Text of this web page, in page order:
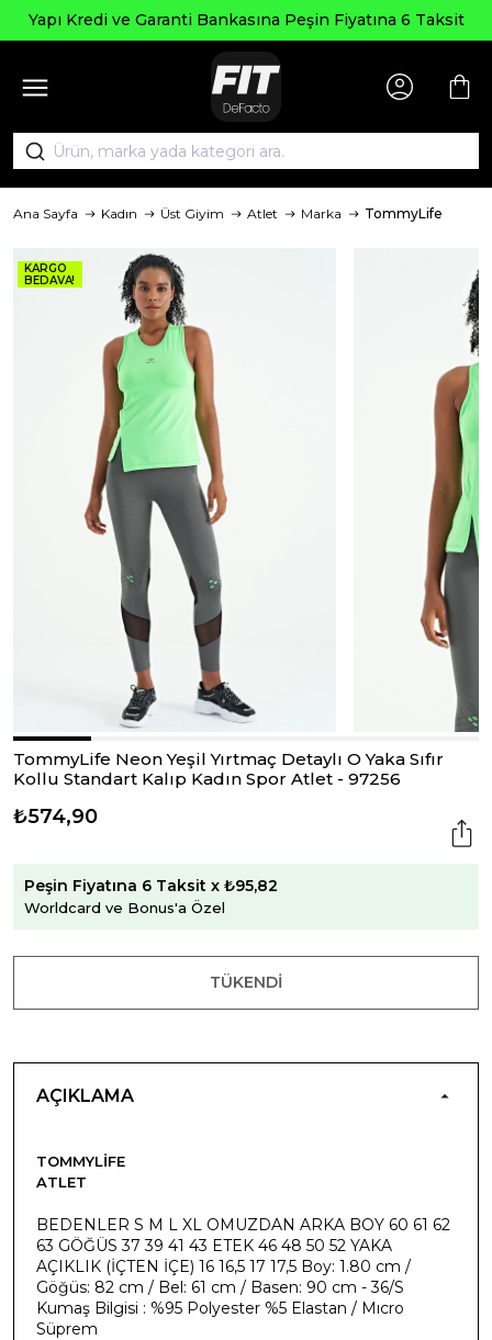
Yapı Kredi ve Garanti Bankasına Peşin Fiyatına 6 Taksit
Ana Sayfa Kadın Üst Giyim Atlet Marka TommyLife
KARGO
BEDAVA!
TommyLife Neon Yeşil Yırtmaç Detaylı O Yaka Sıfır
Kollu Standart Kalıp Kadın Spor Atlet - 97256
₺574,90
Peşin Fiyatına 6 Taksit x ₺95,82
Worldcard ve Bonus'a Özel
TÜKENDI
AÇIKLAMA
TOMMYLIFE
ATLET
BEDENLER S M L XL OMUZDAN ARKA BOY 60 61 62
63 GÖĞÜS 37 39 41 43 ETEK 46 48 50 52 YAKA
AÇIKLIK (İÇTEN İÇE) 16 16,5 17 17,5 Boy: 1.80 cm /
Göğüs: 82 cm / Bel: 61 cm / Basen: 90 cm - 36/S
Kumaş Bilgisi : %95 Polyester %5 Elastan / Mıcro
Süprem